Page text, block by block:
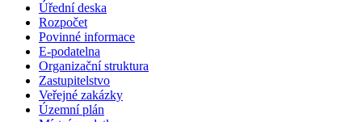
Úřední deska
Rozpočet
Povinné informace
E-podatelna
Organizační struktura
Zastupitelstvo
Veřejné zakázky
Územní plán